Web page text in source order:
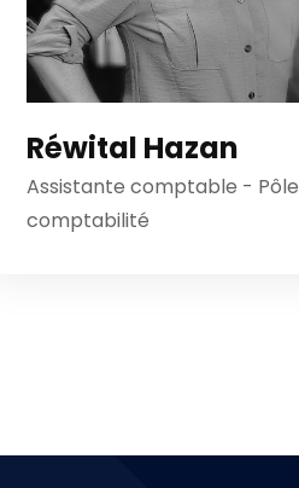
Réwital Hazan
Assistante comptable - Pôle
comptabilité